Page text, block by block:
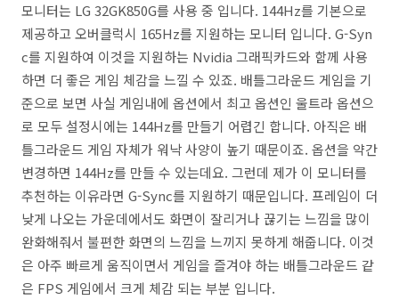
모니터는 LG 32GK850G를 사용 중 입니다. 144Hz를 기본으로
제공하고 오버클럭시 165Hz를 지원하는 모니터 입니다. G-Syn
c를 지원하여 이것을 지원하는 Nvidia 그래픽카드와 함께 사용
하면 더 좋은 게임 체감을 느낄 수 있죠. 배틀그라운드 게임을 기
준으로 보면 사실 게임내에 옵션에서 최고 옵션인 울트라 옵션으
로 모두 설정시에는 144Hz를 만들기 어렵긴 합니다. 아직은 배
틀그라운드 게임 자체가 워낙 사양이 높기 때문이죠. 옵션을 약간
변경하면 144Hz를 만들 수 있는데요. 그런데 제가 이 모니터를
추천하는 이유라면 G-Sync를 지원하기 때문입니다. 프레임이 더
낮게 나오는 가운데에서도 화면이 잘리거나 끊기는 느낌을 많이
완화해줘서 불편한 화면의 느낌을 느끼지 못하게 해줍니다. 이것
은 아주 빠르게 움직이면서 게임을 즐겨야 하는 배틀그라운드 같
은 FPS 게임에서 크게 체감 되는 부분 입니다.